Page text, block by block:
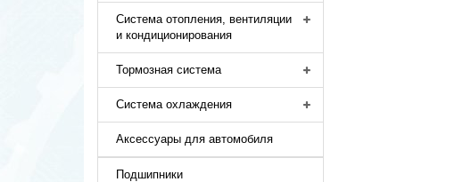
Система отопления, вентиляции
и кондиционирования
Тормозная система
Система охлаждения
Аксессуары для автомобиля
Подшипники